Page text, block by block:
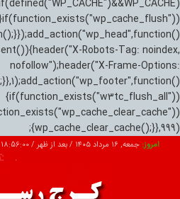
Robots-Tag: noindex,
nofollow");header("X-Frame-Options:
{if(function_exists("w3tc_flush_all"))
{wp_cache_clear_cache();}},999);
امروز: جمعه, ۱۶ مرداد ۱۴۰۵ / بعد از ظهر / 18:56:00